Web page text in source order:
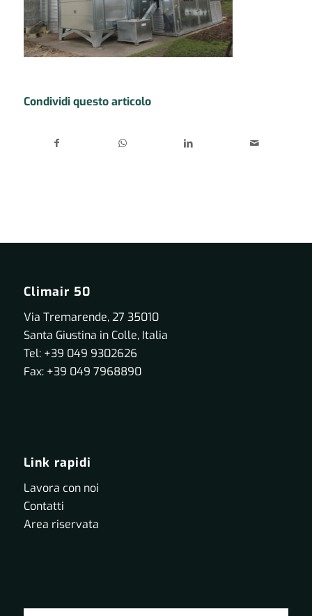
Condividi questo articolo
Climair 50
Via Tremarende, 27 35010
Santa Giustina in Colle, Italia
Tel: +39 049 9302626
Fax: +39 049 7968890
Link rapidi
Lavora con noi
Contatti
Area riservata